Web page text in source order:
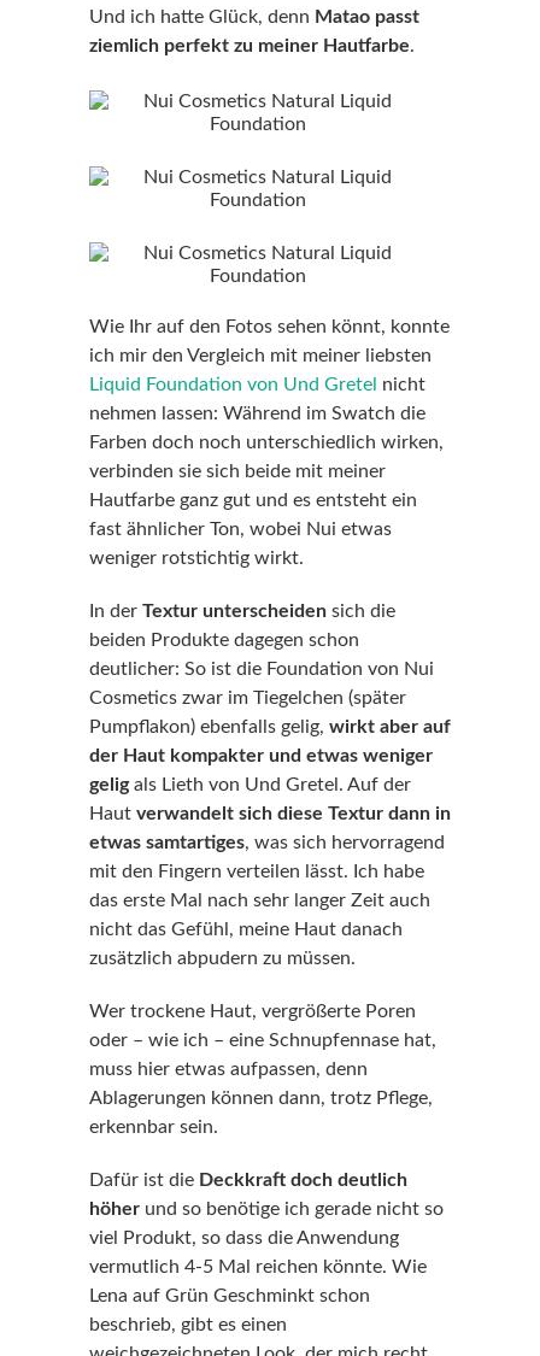
Und ich hatte Glück, denn Matao passt
ziemlich perfekt zu meiner Hautfarbe.
Wie Ihr auf den Fotos sehen könnt, konnte
ich mir den Vergleich mit meiner liebsten
Liquid Foundation von Und Gretel nicht
nehmen lassen: Während im Swatch die
Farben doch noch unterschiedlich wirken,
verbinden sie sich beide mit meiner
Hautfarbe ganz gut und es entsteht ein
fast ähnlicher Ton, wobei Nui etwas
weniger rotstichtig wirkt.
In der Textur unterscheiden sich die
beiden Produkte dagegen schon
deutlicher: So ist die Foundation von Nui
Cosmetics zwar im Tiegelchen (später
Pumpflakon) ebenfalls gelig, wirkt aber auf
der Haut kompakter und etwas weniger
geligals Lieth von Und Gretel. Auf der
Haut verwandelt sich diese Textur dann in
etwas samtartiges, was sich hervorragend
mit den Fingern verteilen lässt. Ich habe
das erste Mal nach sehr langer Zeit auch
nicht das Gefühl, meine Haut danach
zusätzlich abpudern zu müssen.
Wer trockene Haut, vergrößerte Poren
oder – wie ich – eine Schnupfennase hat,
muss hier etwas aufpassen, denn
Ablagerungen können dann, trotz Pflege,
erkennbar sein.
Dafür ist die Deckkraft doch deutlich
höher und so benötige ich gerade nicht so
viel Produkt, so dass die Anwendung
vermutlich 4-5 Mal reichen könnte. Wie
Lena auf Grün Geschminkt schon
beschrieb, gibt es einen